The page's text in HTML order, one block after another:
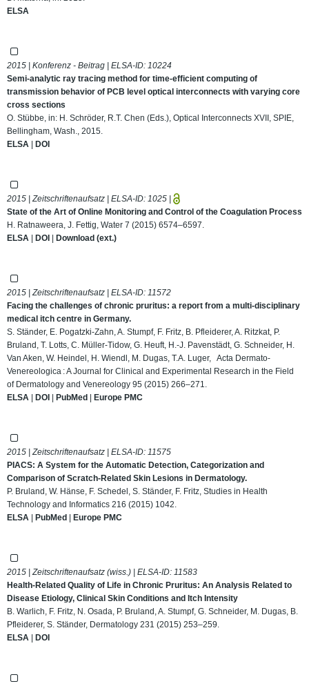
ELSA
2015 | Konferenz - Beitrag | ELSA-ID: 10224
Semi-analytic ray tracing method for time-efficient computing of
transmission behavior of PCB level optical interconnects with varying core
cross sections
O. Stübbe, in: H. Schröder, R.T. Chen (Eds.), Optical Interconnects XVII, SPIE,
Bellingham, Wash., 2015.
ELSA | DOI
2015 | Zeitschriftenaufsatz | ELSA-ID: 1025 |
State of the Art of Online Monitoring and Control of the Coagulation Process
H. Ratnaweera, J. Fettig, Water 7 (2015) 6574–6597.
ELSA | DOI | Download (ext.)
2015 | Zeitschriftenaufsatz | ELSA-ID: 11572
Facing the challenges of chronic pruritus: a report from a multi-disciplinary
medical itch centre in Germany.
S. Ständer, E. Pogatzki-Zahn, A. Stumpf, F. Fritz, B. Pfleiderer, A. Ritzkat, P.
Bruland, T. Lotts, C. Müller-Tidow, G. Heuft, H.-J. Pavenstädt, G. Schneider, H.
Van Aken, W. Heindel, H. Wiendl, M. Dugas, T.A. Luger, Acta Dermato-
Venereologica : A Journal for Clinical and Experimental Research in the Field
of Dermatology and Venereology 95 (2015) 266–271.
ELSA | DOI | PubMed | Europe PMC
2015 | Zeitschriftenaufsatz | ELSA-ID: 11575
PIACS: A System for the Automatic Detection, Categorization and
Comparison of Scratch-Related Skin Lesions in Dermatology.
P. Bruland, W. Hänse, F. Schedel, S. Ständer, F. Fritz, Studies in Health
Technology and Informatics 216 (2015) 1042.
ELSA | PubMed | Europe PMC
2015 | Zeitschriftenaufsatz (wiss.) | ELSA-ID: 11583
Health-Related Quality of Life in Chronic Pruritus: An Analysis Related to
Disease Etiology, Clinical Skin Conditions and Itch Intensity
B. Warlich, F. Fritz, N. Osada, P. Bruland, A. Stumpf, G. Schneider, M. Dugas, B.
Pfleiderer, S. Ständer, Dermatology 231 (2015) 253–259.
ELSA | DOI